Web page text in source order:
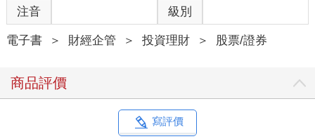
先以指數ETF為主，將主動選股的目標限制在標普 500、那斯達
克100指數成份股內，這些企業已經通過一定標準的篩選程序，為
美股市場最具標誌性的公司。
那斯達克100指數成份股則為40家。
根據統計，平均每年報酬率超過標普500指數報酬率的成份股為
239家，大多數時間都超過200家，股價中長期反應基本面，選股
的關鍵在於獲利成長性及合理的估值。
注音 級別
電子書 ＞ 財經企管 ＞ 投資理財 ＞ 股票/證券
商品評價
寫評價